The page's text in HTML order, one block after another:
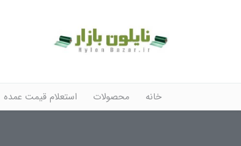
خانه محصولات استعلام قیمت عمده